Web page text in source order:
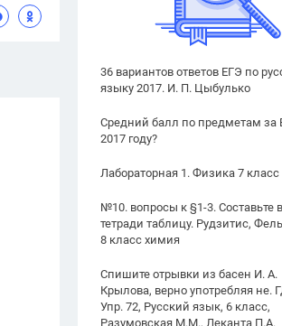
36 вариантов ответов ЕГЭ по
языку 2017. И. П. Цыбулько
Средний балл по предметам за
2017 году?
Лабораторная 1. Физика 7 класс
№10. вопросы к §1-3. Составьте в
тетради таблицу. Рудзитис,
8 класс химия
Спишите отрывки из басен И. А.
Крылова, верно употребляя не.
Упр. 72, Русский язык, 6 класс,
Разумовская М.М., Леканта П.А.